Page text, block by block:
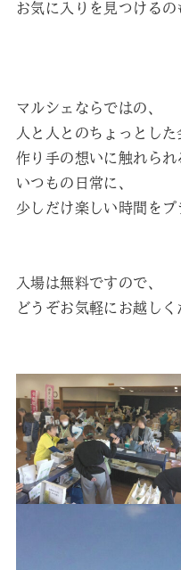
お気に入りを見つける
マルシェならではの、
人と人とのちょっとした
作り手の想いに触れられ
いつもの日常に、
少しだけ楽しい時間を
入場は無料ですので、
どうぞお気軽にお越しく